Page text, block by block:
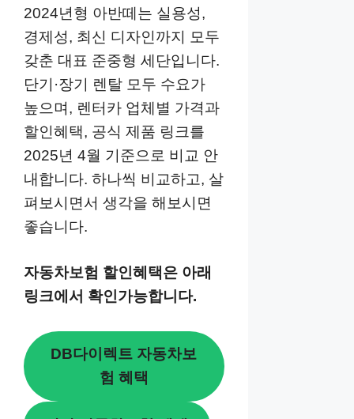
2024년형 아반떼는 실용성,
경제성, 최신 디자인까지 모두
갖춘 대표 준중형 세단입니다.
단기·장기 렌탈 모두 수요가
높으며, 렌터카 업체별 가격과
할인혜택, 공식 제품 링크를
2025년 4월 기준으로 비교 안
내합니다. 하나씩 비교하고, 살
펴보시면서 생각을 해보시면
좋습니다.
자동차보험 할인혜택은 아래
링크에서 확인가능합니다.
DB다이렉트 자동차보
험 혜택